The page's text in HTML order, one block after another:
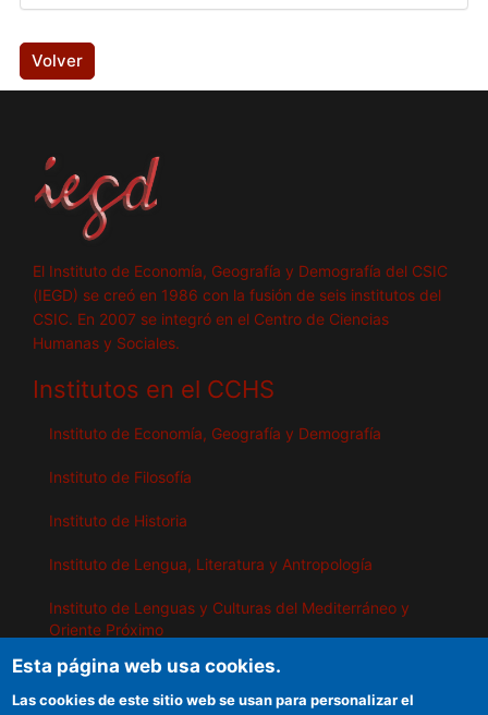
Volver
El Instituto de Economía, Geografía y Demografía del CSIC
(IEGD) se creó en 1986 con la fusión de seis institutos del
CSIC. En 2007 se integró en el Centro de Ciencias
Humanas y Sociales.
Institutos en el CCHS
Instituto de Economía, Geografía y Demografía
Instituto de Filosofía
Instituto de Historia
Instituto de Lengua, Literatura y Antropología
Instituto de Lenguas y Culturas del Mediterráneo y
Oriente Próximo
Instituto de Políticas y Bienes Públicos
Esta página web usa cookies.
Las cookies de este sitio web se usan para personalizar el